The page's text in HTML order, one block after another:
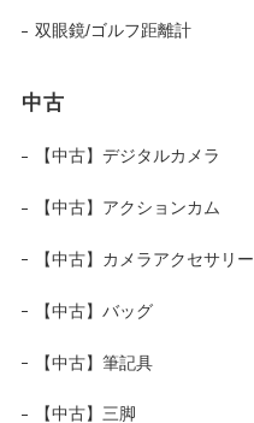
双眼鏡/ゴルフ距離計
中古
【中古】デジタルカメラ
【中古】アクションカム
【中古】カメラアクセサリー
【中古】バッグ
【中古】筆記具
【中古】三脚